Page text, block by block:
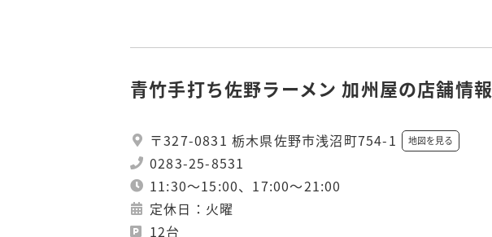
青竹手打ち佐野ラーメン 加州屋の店舗情報
〒327-0831 栃木県佐野市浅沼町754-1 地図を見る
0283-25-8531
11:30〜15:00、17:00〜21:00
定休日：火曜
12台